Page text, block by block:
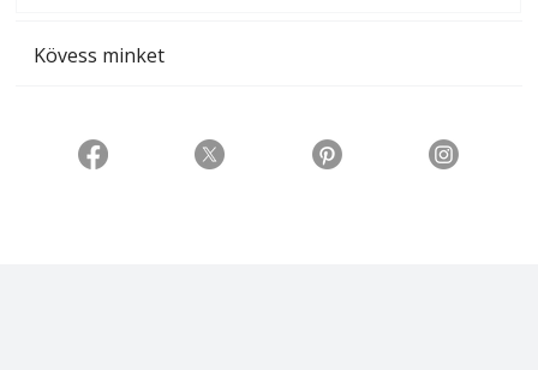
Kövess minket